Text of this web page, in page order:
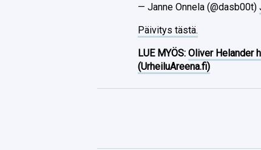
— Janne Onnela (@dasb00t)
Päivitys tästä.
LUE MYÖS:Oliver Helander
(UrheiluAreena.fi)